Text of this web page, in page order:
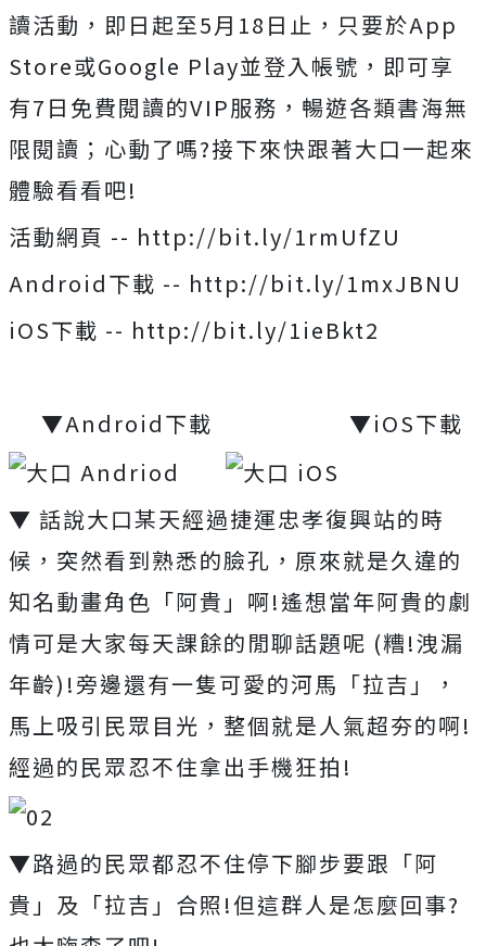
讀活動，即日起至5月18日止，只要於App
Store或Google Play並登入帳號，即可享
有7日免費閱讀的VIP服務，暢遊各類書海無
限閱讀；心動了嗎?接下來快跟著大口一起來
體驗看看吧!
活動網頁 -- http://bit.ly/1rmUfZU
Android下載 -- http://bit.ly/1mxJBNU
iOS下載 -- http://bit.ly/1ieBkt2
▼Android下載 ▼iOS下載
▼ 話說大口某天經過捷運忠孝復興站的時
候，突然看到熟悉的臉孔，原來就是久違的
知名動畫角色「阿貴」啊!遙想當年阿貴的劇
情可是大家每天課餘的閒聊話題呢 (糟!洩漏
年齡)!旁邊還有一隻可愛的河馬「拉吉」，
馬上吸引民眾目光，整個就是人氣超夯的啊!
經過的民眾忍不住拿出手機狂拍!
▼路過的民眾都忍不住停下腳步要跟「阿
貴」及「拉吉」合照!但這群人是怎麼回事?